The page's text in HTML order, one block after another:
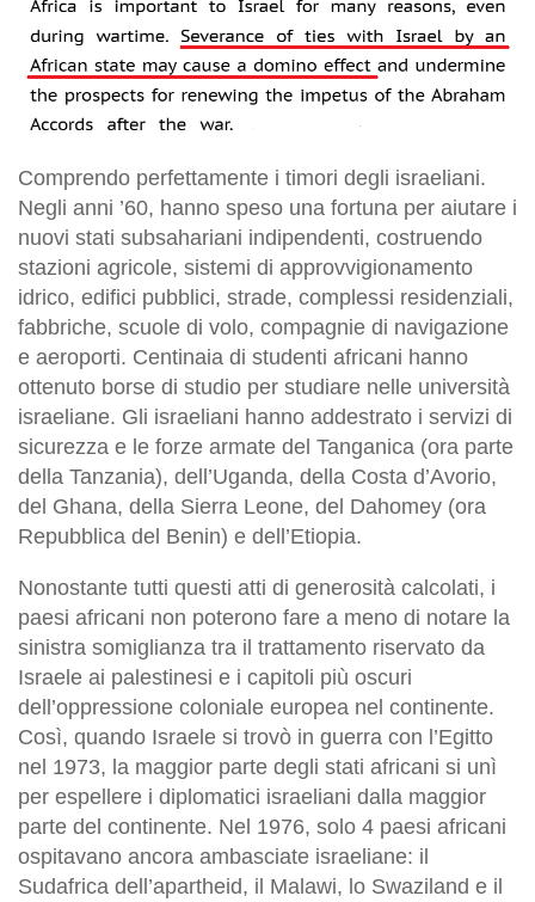
Comprendo perfettamente i timori degli israeliani.
Negli anni ’60, hanno speso una fortuna per aiutare i
nuovi stati subsahariani indipendenti, costruendo
stazioni agricole, sistemi di approvvigionamento
idrico, edifici pubblici, strade, complessi residenziali,
fabbriche, scuole di volo, compagnie di navigazione
e aeroporti. Centinaia di studenti africani hanno
ottenuto borse di studio per studiare nelle università
israeliane. Gli israeliani hanno addestrato i servizi di
sicurezza e le forze armate del Tanganica (ora parte
della Tanzania), dell’Uganda, della Costa d’Avorio,
del Ghana, della Sierra Leone, del Dahomey (ora
Repubblica del Benin) e dell’Etiopia.
Nonostante tutti questi atti di generosità calcolati, i
paesi africani non poterono fare a meno di notare la
sinistra somiglianza tra il trattamento riservato da
Israele ai palestinesi e i capitoli più oscuri
dell’oppressione coloniale europea nel continente.
Così, quando Israele si trovò in guerra con l’Egitto
nel 1973, la maggior parte degli stati africani si unì
per espellere i diplomatici israeliani dalla maggior
parte del continente. Nel 1976, solo 4 paesi africani
ospitavano ancora ambasciate israeliane: il
Sudafrica dell’apartheid, il Malawi, lo Swaziland e il